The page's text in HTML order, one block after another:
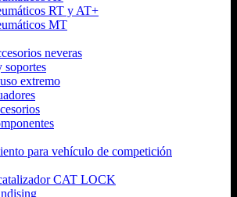
RT y AT+
MT
neveras
soportes
extremo
para vehículo de competición
CAT LOCK